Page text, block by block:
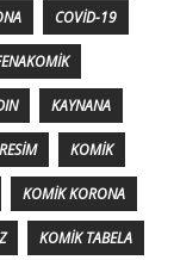
COVID-19
KAYNANA
KOMIK
KOMIK KORONA
KOMIK TABELA